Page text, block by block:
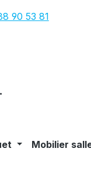
90 53 81
Mobilier